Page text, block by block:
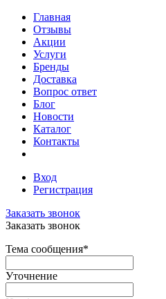
Главная
Отзывы
Акции
Услуги
Бренды
Доставка
Вопрос ответ
Блог
Новости
Каталог
Контакты
Вход
Регистрация
Заказать звонок
Заказать звонок
Тема сообщения*
Уточнение